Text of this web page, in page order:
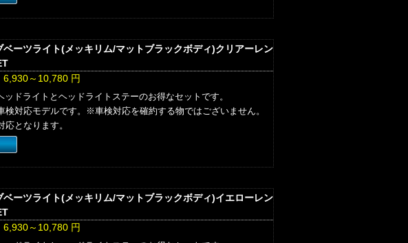
ーツライト(メッキリム/マットブラックボディ)クリアーレン
6,930～10,780円
ッドライトとヘッドライトステーのお得なセットです。
検対応モデルです。※車検対応を確約する物ではございません。
となります。
ーツライト(メッキリム/マットブラックボディ)イエローレン
6,930～10,780円